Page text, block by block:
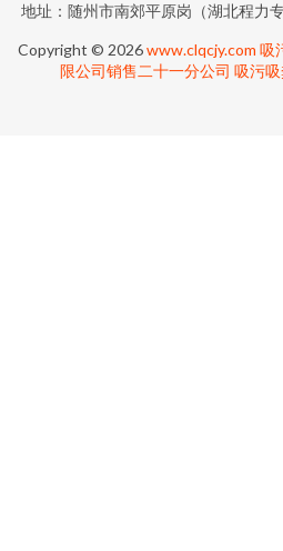
地址：随州市南郊平原岗（湖北程力
Copyright © 2026www.clqcjy.com 吸
限公司销售二十一分公司 吸污